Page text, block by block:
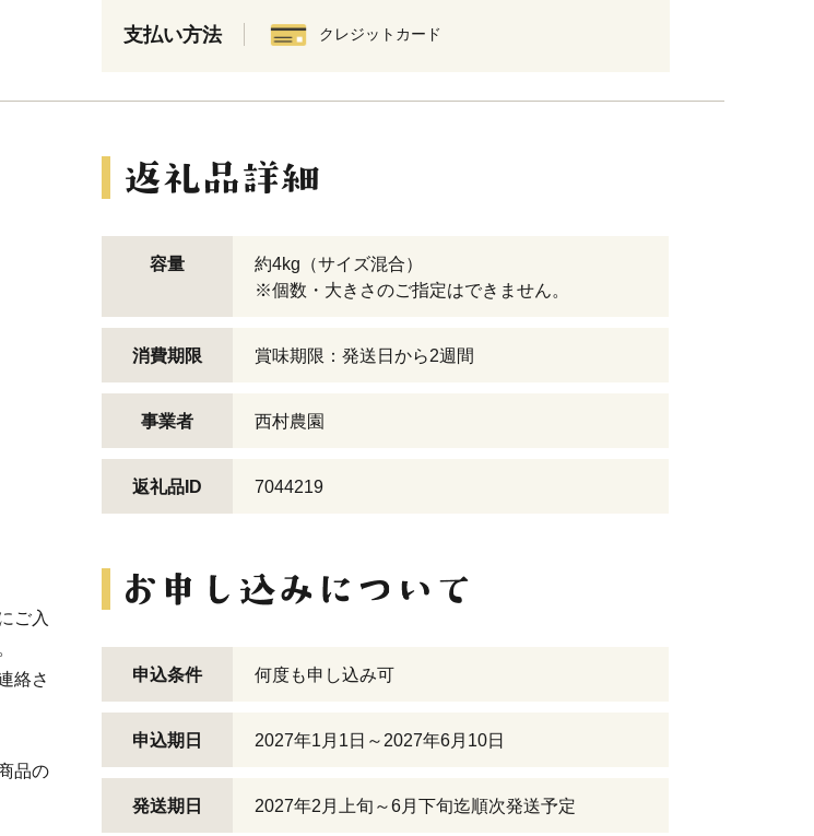
支払い方法 クレジットカード
ご入
絡さ
品の
容量
約4kg（サイズ混合）
※個数・大きさのご指定はできません。
消費期限 賞味期限：発送日から2週間
事業者 西村農園
返礼品ID 7044219
申込条件 何度も申し込み可
申込期日 2027年1月1日～2027年6月10日
発送期日 2027年2月上旬～6月下旬迄順次発送予定